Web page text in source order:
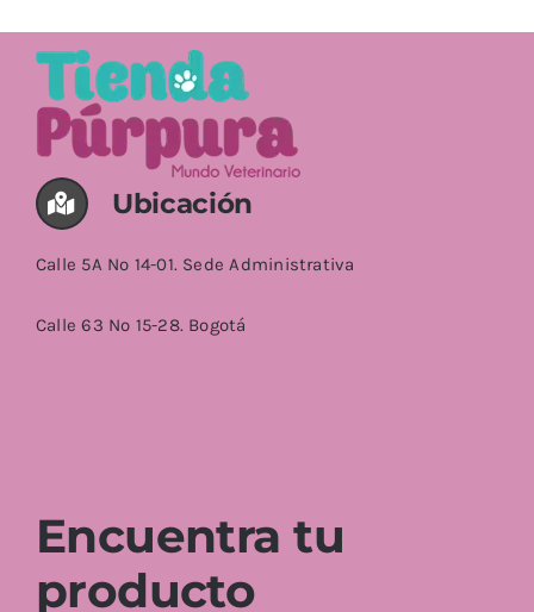
Ubicación
Calle 5A No 14-01. Sede Administrativa
Calle 63 No 15-28. Bogotá
Encuentra tu
producto